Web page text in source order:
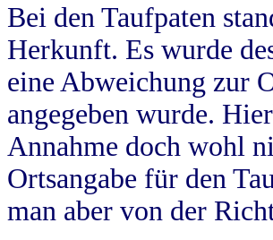
Bei den Taufpaten
Herkunft. Es wurde
eine Abweichung zur
angegeben wurde.
Annahme doch wohl
Ortsangabe für den
man aber von der